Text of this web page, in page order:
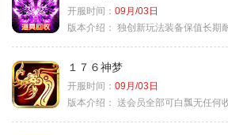
开服时间： 09月/03日
版本介绍： 独创新玩法装备保值长期
１７６神梦
开服时间： 09月/03日
版本介绍： 送会员全部可白瓢无任何收费